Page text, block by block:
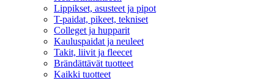
Lippikset, asusteet ja pipot
T-paidat, pikeet, tekniset
Colleget ja hupparit
Kauluspaidat ja neuleet
Takit, liivit ja fleecet
Brändättävät tuotteet
Kaikki tuotteet